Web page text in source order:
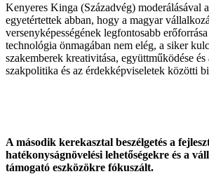
Kenyeres Kinga (Századvég) moderálásával
egyetértettek abban, hogy a magyar
versenyképességének legfontosabb
technológia önmagában nem elég, a siker
szakemberek kreativitása, együttműködése
szakpolitika és az érdekképviseletek közötti
A második kerekasztal beszélgetés a
hatékonyságnövelési lehetőségekre és a
támogató eszközökre fókuszált.